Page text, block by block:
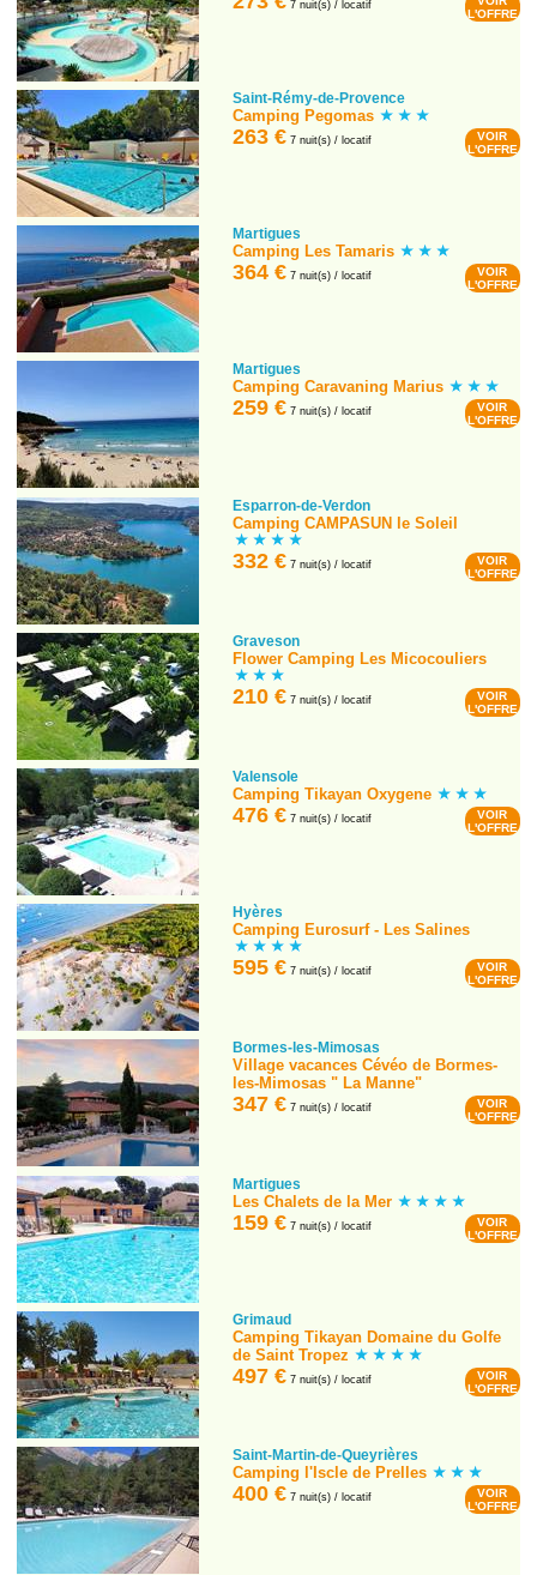
7 nuit(s) / locatif
L'OFFRE
Saint-Rémy-de-Provence
Camping Pegomas
263 € 7 nuit(s) / locatif
VOIR
L'OFFRE
Martigues
Camping Les Tamaris
364 € 7 nuit(s) / locatif
VOIR
L'OFFRE
Martigues
Camping Caravaning Marius
259 € 7 nuit(s) / locatif
VOIR
L'OFFRE
Esparron-de-Verdon
Camping CAMPASUN le Soleil
332 € 7 nuit(s) / locatif
VOIR
L'OFFRE
Graveson
Flower Camping Les Micocouliers
210 € 7 nuit(s) / locatif
VOIR
L'OFFRE
Valensole
Camping Tikayan Oxygene
476 € 7 nuit(s) / locatif
VOIR
L'OFFRE
Hyères
Camping Eurosurf - Les Salines
595 € 7 nuit(s) / locatif
VOIR
L'OFFRE
Bormes-les-Mimosas
Village vacances Cévéo de Bormes-
les-Mimosas " La Manne"
347 € 7 nuit(s) / locatif
VOIR
L'OFFRE
Martigues
Les Chalets de la Mer
159 € 7 nuit(s) / locatif
VOIR
L'OFFRE
Grimaud
Camping Tikayan Domaine du Golfe
de Saint Tropez
497 € 7 nuit(s) / locatif
VOIR
L'OFFRE
Saint-Martin-de-Queyrières
Camping l'Iscle de Prelles
400 € 7 nuit(s) / locatif
VOIR
L'OFFRE